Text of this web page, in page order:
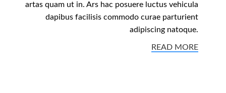
artas quam ut in. Ars hac posuere luctus vehicula
dapibus facilisis commodo curae parturient
adipiscing natoque.
READ MORE